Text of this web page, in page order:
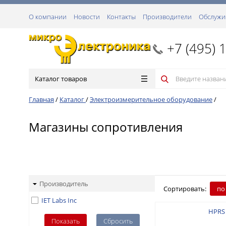
О компании Новости Контакты Производители
+7 (495)
Каталог товаров
Главная / Каталог/Электроизмерительное оборудование/
Магазины сопротивления
Производитель
IET Labs Inc
Сортировать:
HPRS